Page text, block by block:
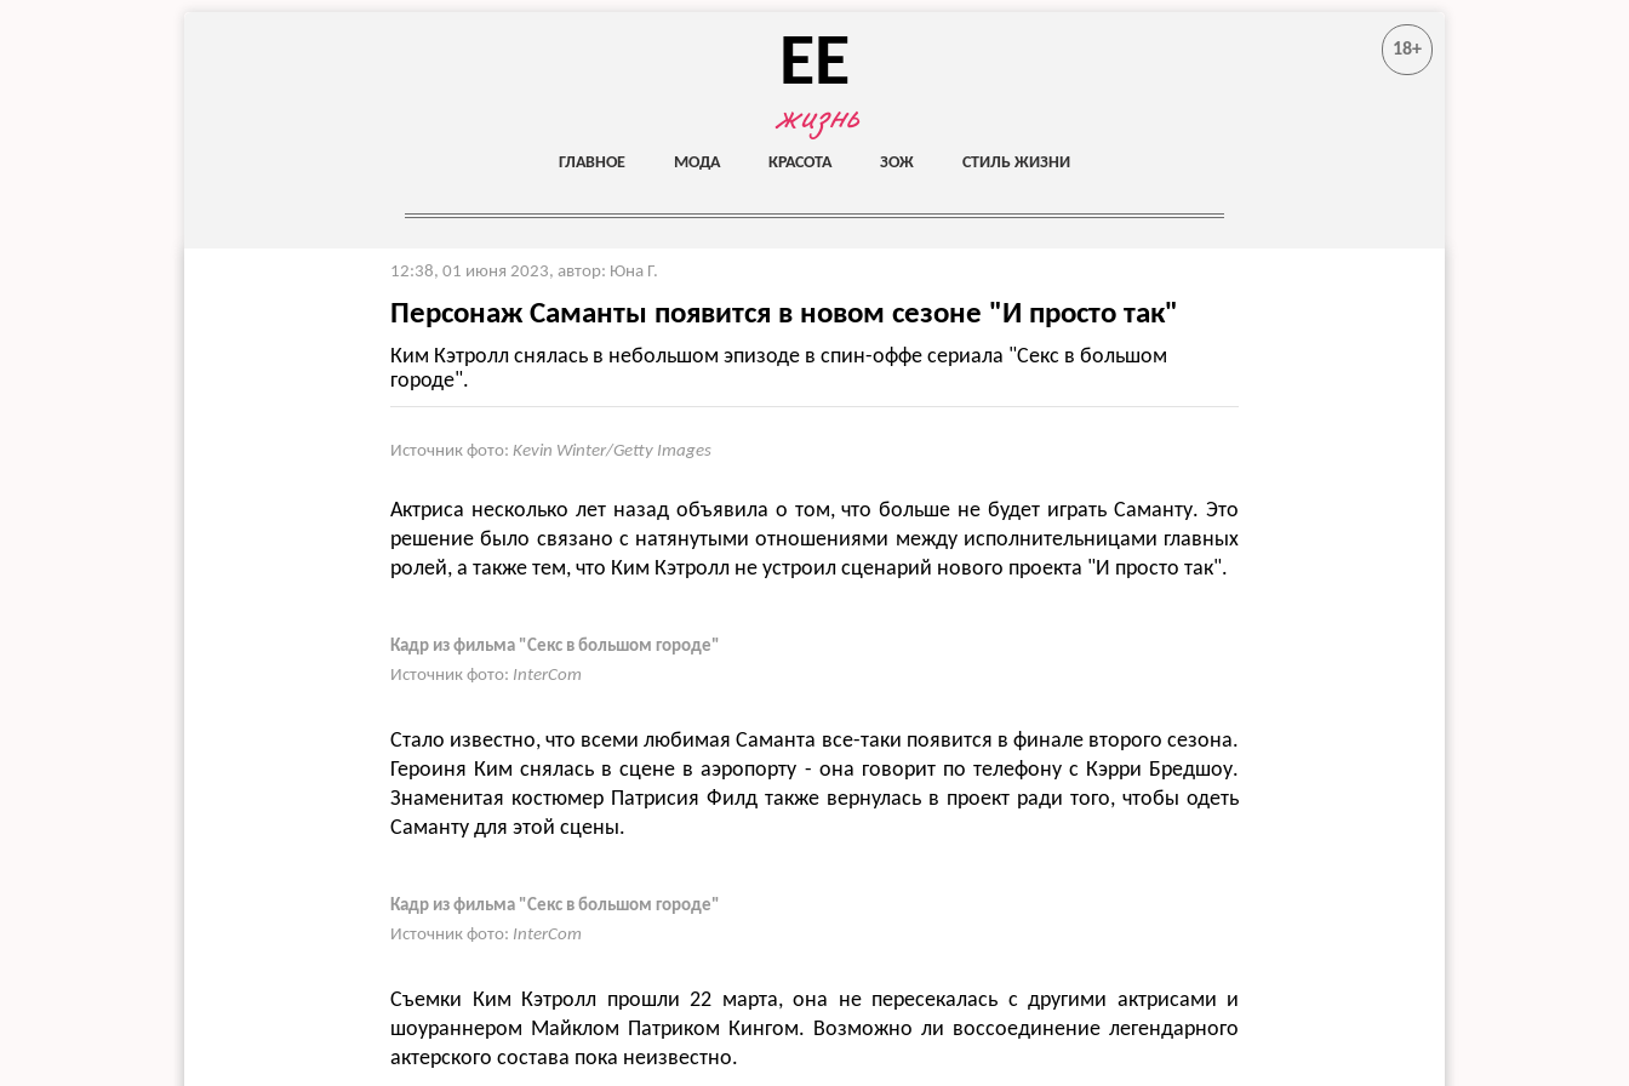
EE
жизнь
18+
ГЛАВНОЕ МОДА КРАСОТА ЗОЖ СТИЛЬ ЖИЗНИ
12:38, 01 июня 2023, автор: Юна Г.
Персонаж Саманты появится в новом сезоне "И просто так"
Ким Кэтролл снялась в небольшом эпизоде в спин-оффе сериала "Секс в большом
городе".
Источник фото: Kevin Winter/Getty Images
Актриса несколько лет назад объявила о том, что больше не будет играть Саманту. Это
решение было связано с натянутыми отношениями между исполнительницами главных
ролей, а также тем, что Ким Кэтролл не устроил сценарий нового проекта "И просто так".
Кадр из фильма "Секс в большом городе"
Источник фото: InterCom
Стало известно, что всеми любимая Саманта все-таки появится в финале второго сезона.
Героиня Ким снялась в сцене в аэропорту - она говорит по телефону с Кэрри Бредшоу.
Знаменитая костюмер Патрисия Филд также вернулась в проект ради того, чтобы одеть
Саманту для этой сцены.
Кадр из фильма "Секс в большом городе"
Источник фото: InterCom
Съемки Ким Кэтролл прошли 22 марта, она не пересекалась с другими актрисами и
шоураннером Майклом Патриком Кингом. Возможно ли воссоединение легендарного
актерского состава пока неизвестно.